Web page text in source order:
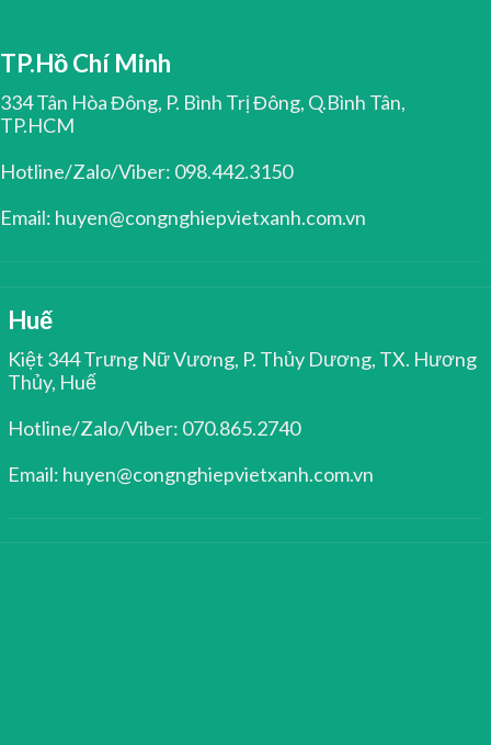
TP.Hồ Chí Minh
334 Tân Hòa Đông, P. Bình Trị Đông, Q.Bình Tân,
TP.HCM
Hotline/Zalo/Viber: 098.442.3150
Email: huyen@congnghiepvietxanh.com.vn
Huế
Kiệt 344 Trưng Nữ Vương, P. Thủy Dương, TX. Hương
Thủy, Huế
Hotline/Zalo/Viber: 070.865.2740
Email: huyen@congnghiepvietxanh.com.vn